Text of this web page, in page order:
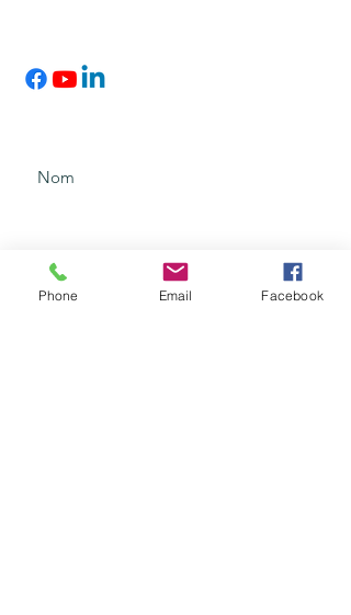
Saisissez votre sujet
Phone Email Facebook